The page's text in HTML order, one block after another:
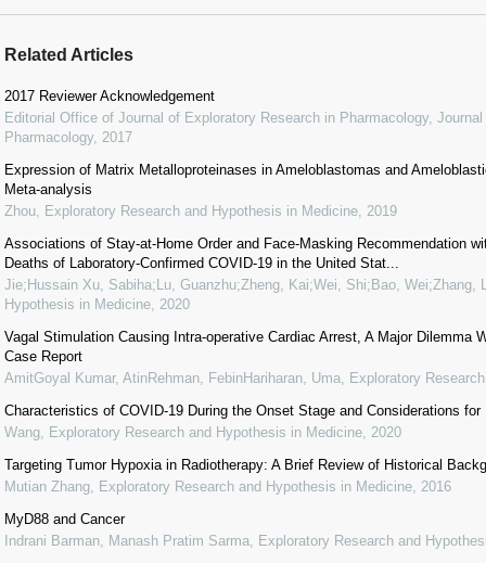
Related Articles
2017 Reviewer Acknowledgement
Editorial Office of Journal of Exploratory Research in Pharmacology,
Pharmacology, 2017
Expression of Matrix Metalloproteinases in Ameloblastomas and
Meta-analysis
Zhou Exploratory Research and Hypothesis in Medicine 2019
Associations of Stay-at-Home Order and Face-Masking Recommendation
Deaths of Laboratory-Confirmed COVID-19 in the United Stat...
Jie;Hussain Xu, Sabiha;Lu, Guanzhu;Zheng, Kai;Wei, Shi;Bao, Wei;Zhang,
Hypothesis in Medicine 2020
Vagal Stimulation Causing Intra-operative Cardiac Arrest, A Major Dilemma
Case Report
AmitGoyal Kumar, AtinRehman, FebinHariharan, Uma
Exploratory
Characteristics of COVID-19 During the Onset Stage and Considerations for
Wang Exploratory Research and Hypothesis in Medicine 2020
Targeting Tumor Hypoxia in Radiotherapy: A Brief Review of Historical
Mutian Zhang Exploratory Research and Hypothesis in Medicine 2016
MyD88 and Cancer
Indrani Barman, Manash Pratim Sarma
Exploratory Research and